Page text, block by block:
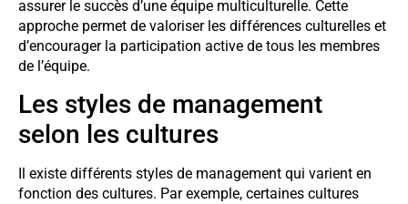
assurer le succès d’une équipe multiculturelle. Cette
approche permet de valoriser les différences culturelles et
d’encourager la participation active de tous les membres
de l’équipe.
Les styles de management
selon les cultures
Il existe différents styles de management qui varient en
fonction des cultures. Par exemple, certaines cultures